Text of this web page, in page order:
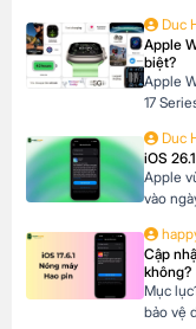
qua thẻ
16
Duc
Apple
biệt?
Apple
17
hồ
phiêu
khỏe
Duc
iOS
Apple
vào
26 ra
hành
tiến
Cập
không?
Mục
bảo vệ